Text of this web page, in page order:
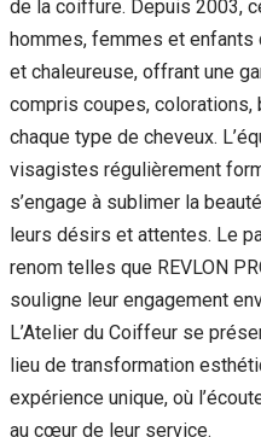
de la coiffure. Depuis 2003,
hommes, femmes et enfants
et chaleureuse, offrant une
compris coupes, colorations,
chaque type de cheveux.
visagistes régulièrement
s’engage à sublimer la
leurs désirs et attentes. Le
renom telles que REVLON
souligne leur engagement
L’Atelier du Coiffeur se
lieu de transformation
expérience unique, où
au cœur de leur service.